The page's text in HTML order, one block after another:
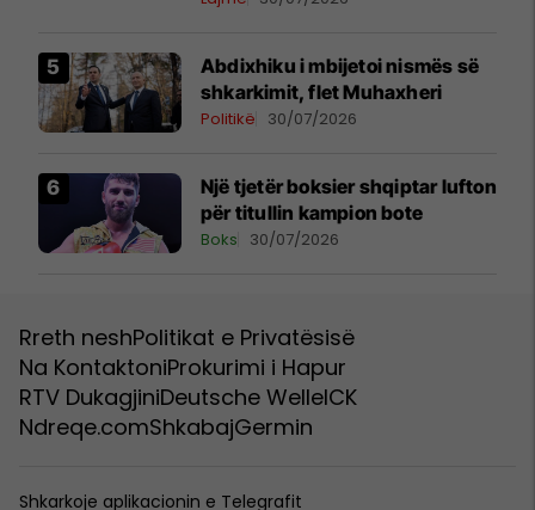
Abdixhiku i mbijetoi nismës së
shkarkimit, flet Muhaxheri
Politikë 30/07/2026
Një tjetër boksier shqiptar lufton
për titullin kampion bote
Boks 30/07/2026
Rreth neshPolitikat e Privatësisë
Na KontaktoniProkurimi i Hapur
RTV DukagjiniDeutsche WelleICK
Ndreqe.comShkabajGermin
Shkarkoje aplikacionin e Telegrafit